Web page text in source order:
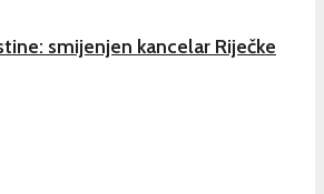
smijenjen kancelar Riječke